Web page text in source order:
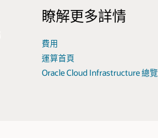
瞭解更多詳情
費用
運算首頁
Oracle Cloud Infrastructure 總覽